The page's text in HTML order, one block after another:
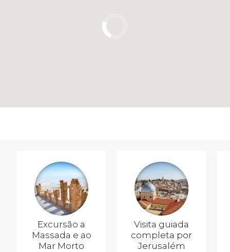
Excursão a
Massada e ao
Mar Morto
Visita guiada
completa por
Jerusalém